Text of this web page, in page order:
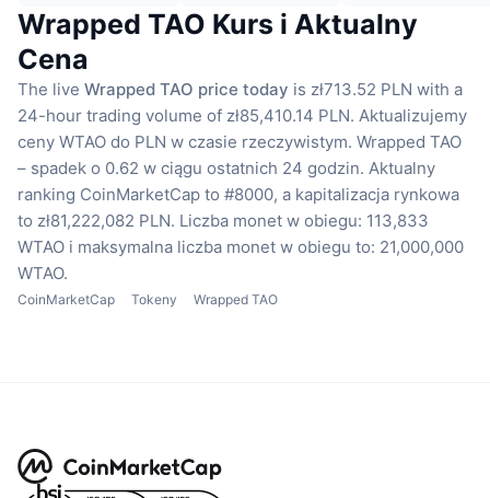
Wrapped TAO Kurs i Aktualny
Cena
The live Wrapped TAO price today is zł713.52 PLN with a
24-hour trading volume of zł85,410.14 PLN. Aktualizujemy
ceny WTAO do PLN w czasie rzeczywistym. Wrapped TAO
– spadek o 0.62 w ciągu ostatnich 24 godzin. Aktualny
ranking CoinMarketCap to #8000, a kapitalizacja rynkowa
to zł81,222,082 PLN. Liczba monet w obiegu: 113,833
WTAO i maksymalna liczba monet w obiegu to: 21,000,000
WTAO.
CoinMarketCap Tokeny Wrapped TAO